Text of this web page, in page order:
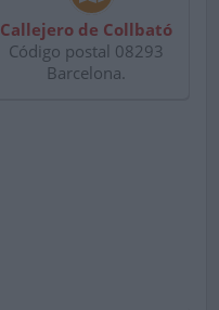
Callejero de Collbató
Código postal 08293
Barcelona.